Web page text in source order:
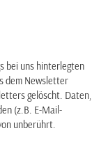
bei uns hinterlegten
dem Newsletter
gelöscht. Daten,
(z.B. E-Mail-
unberührt.